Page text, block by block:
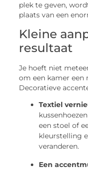
plek te geven,
plaats van een
Kleine
resultaat
Je hoeft niet
om een kamer een
Decoratieve
Textiel
een stoel of
kleurstelling
veranderen.
Een